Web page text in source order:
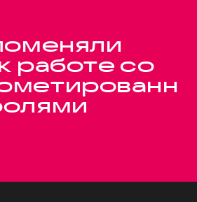
работе со